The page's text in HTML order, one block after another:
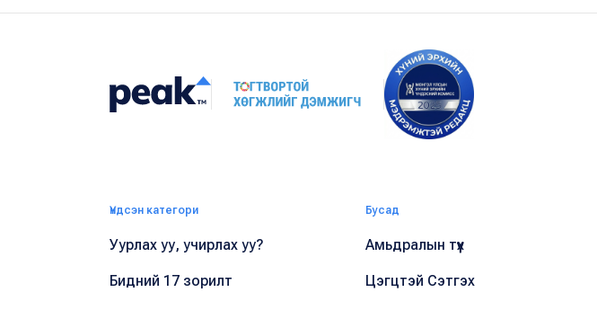
Үндсэн категори
Уурлах уу, учирлах уу?
Бидний 17 зорилт
Бусад
Амьдралын түүх
Цэгцтэй Сэтгэх